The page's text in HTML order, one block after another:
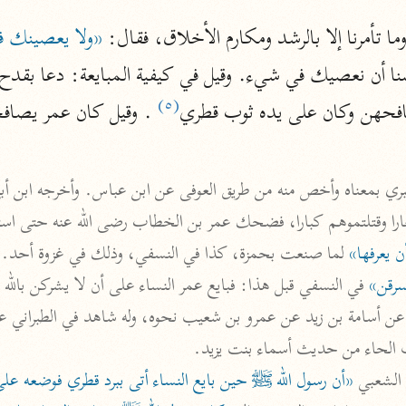
أخرى
أضواء البيان
محمد الأمين الشنقيطي (١٣٩٤ هـ)
نحو ١١ مجلدًا
البقاعي (٨٨٥ هـ)
نحو ٢٠ مجلدًا
لغة وبلاغة
التحرير والتنوير
ابن عاشور (١٣٩٣ هـ)
نحو ٢٤ مجلدًا
مركَّزة
تأمرنا إلا بالرشد ومكارم الأخلاق، فقال: «ولا
وكان على يده ثوب قطري(٥) . وقيل كان عمر
وقتلتموهم كبارا، فضحك عمر بن الخطاب رضى الله عنه حتى
لما صنعت بحمزة، كذا في النسفي، وذلك في غزوة
في النسفي قبل هذا: فبايع عمر النساء على أن لا يشركن
الحاء من حديث أسماء بنت يزيد.
الشعبي «أن رسول الله ﷺ حين بايع النساء أتى ببرد قطري فوضعه